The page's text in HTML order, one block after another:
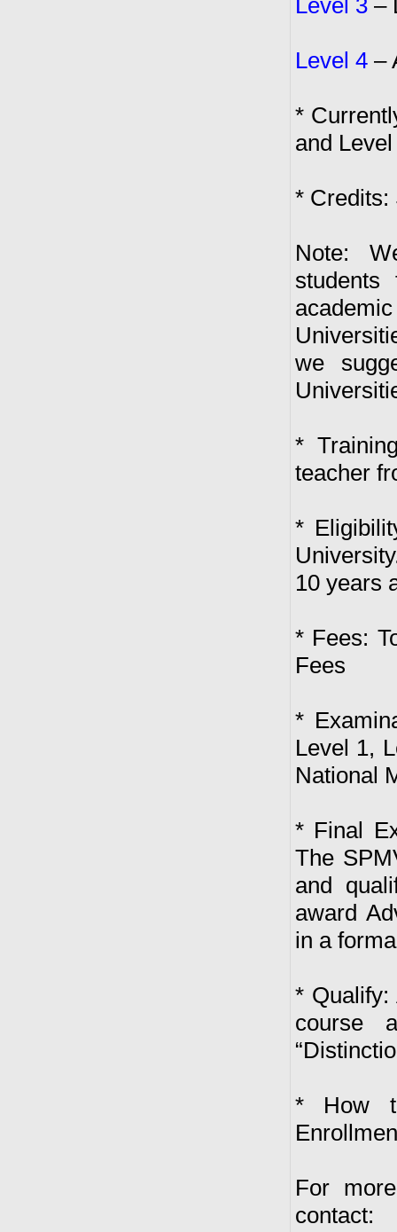
Level 3 –
Level 4 –
*
and
* Credits:
Note:
we
*
teacher
*
10 years
* Fees:
Fees
*
Level 1,
National
* Final
The
and
award
in a
* Qualify:
course
* How
For
contact: